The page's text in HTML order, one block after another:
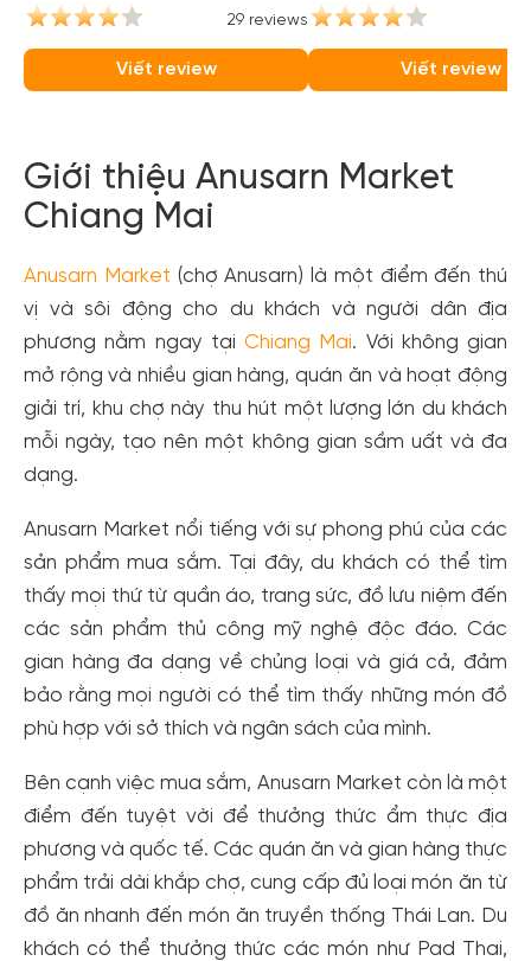
Doi Suthep)
29 reviews
Viết review
MAI SUNDAY
STREET MARKET)
Viết review
Giới thiệu Anusarn Market
Chiang Mai
Anusarn Market (chợ Anusarn) là một điểm đến thú
vị và sôi động cho du khách và người dân địa
phương nằm ngay tại Chiang Mai. Với không gian
mở rộng và nhiều gian hàng, quán ăn và hoạt động
giải trí, khu chợ này thu hút một lượng lớn du khách
mỗi ngày, tạo nên một không gian sầm uất và đa
dạng.
Anusarn Market nổi tiếng với sự phong phú của các
sản phẩm mua sắm. Tại đây, du khách có thể tìm
thấy mọi thứ từ quần áo, trang sức, đồ lưu niệm đến
các sản phẩm thủ công mỹ nghệ độc đáo. Các
gian hàng đa dạng về chủng loại và giá cả, đảm
bảo rằng mọi người có thể tìm thấy những món đồ
phù hợp với sở thích và ngân sách của mình.
Bên cạnh việc mua sắm, Anusarn Market còn là một
điểm đến tuyệt vời để thưởng thức ẩm thực địa
phương và quốc tế. Các quán ăn và gian hàng thực
phẩm trải dài khắp chợ, cung cấp đủ loại món ăn từ
đồ ăn nhanh đến món ăn truyền thống Thái Lan. Du
khách có thể thưởng thức các món như Pad Thai,